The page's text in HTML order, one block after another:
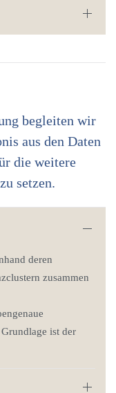
begleiten wir
aus den Daten
die weitere
setzen.
deren
zusammen
ist der